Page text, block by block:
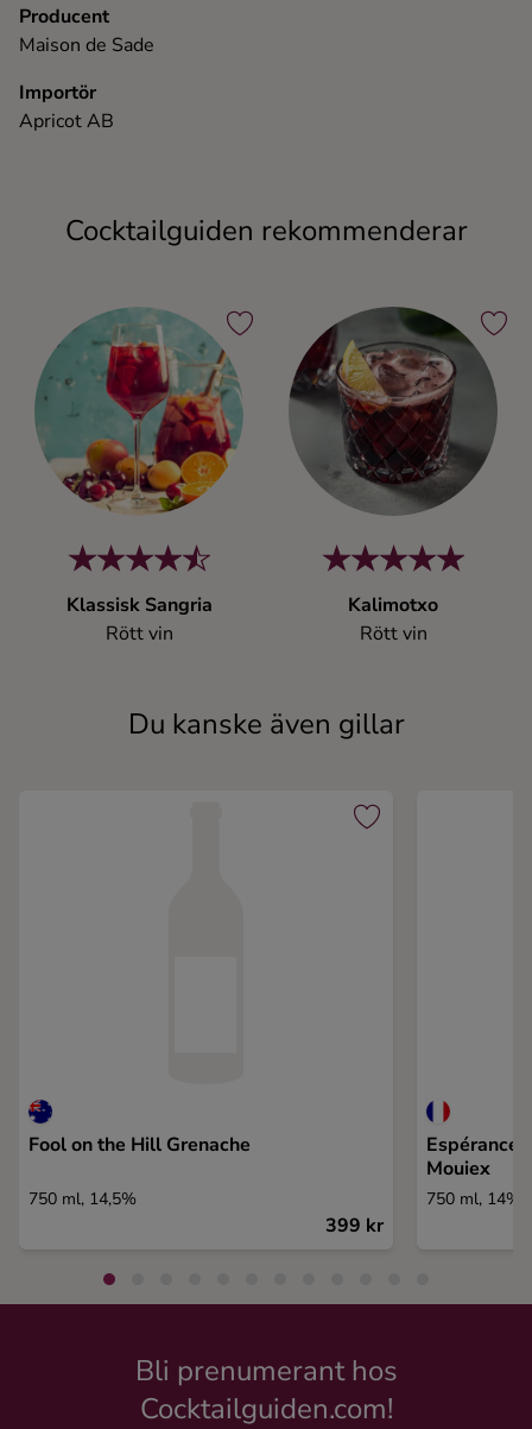
Producent
Maison de Sade
Importör
Apricot AB
Cocktailguiden rekommenderar
Klassisk Sangria
Rött vin
Kalimotxo
Rött vin
Du kanske även gillar
Fool on the Hill Grenache
750 ml, 14,5%
399 kr
Espérance
Mouiex
750 ml, 14%
Bli prenumerant hos
Cocktailguiden.com!